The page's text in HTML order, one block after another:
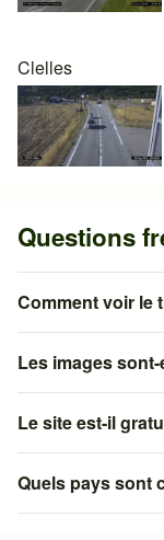
Clelles
Questions
Comment voir le
Les images
Le site est-il
Quels pays sont